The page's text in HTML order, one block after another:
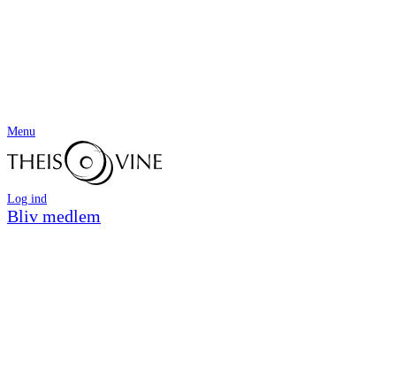
Menu
Log ind
Bliv medlem